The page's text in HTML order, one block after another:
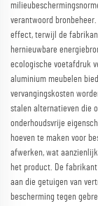
verantwoord
effect, terwijl de
hernieuwbare
ecologische voetafdruk
aluminium meubelen
vervangingskosten
stalen alternatieven die
onderhoudsvrije
hoeven te maken voor
afwerken, wat
het product. De
aan die getuigen van
bescherming tegen